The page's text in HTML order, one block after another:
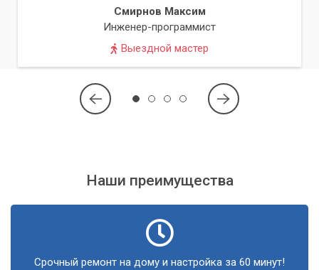
не покидая уютного уголка природы в Киеве и Киевской
Смирнов Максим
Инженер-программист
Выездной мастер
Наши преимущества
Срочный ремонт на дому и настройка за 60 минут!